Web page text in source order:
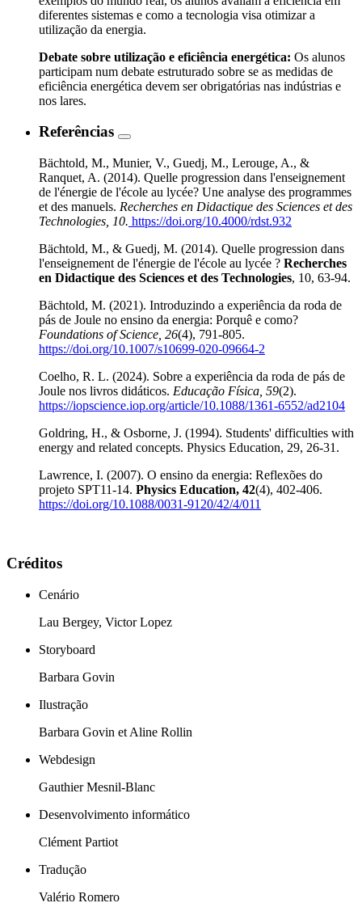
diferentes sistemas e como a tecnologia visa otimizar a
utilização da energia.
Debate sobre utilização e eficiência energética: Os alunos
participam num debate estruturado sobre se as medidas de
eficiência energética devem ser obrigatórias nas indústrias e
nos lares.
Referências
Bächtold, M., Munier, V., Guedj, M., Lerouge, A., &
Ranquet, A. (2014). Quelle progression dans l'enseignement
de l'énergie de l'école au lycée? Une analyse des programmes
et des manuels. Recherches en Didactique des Sciences et des
Technologies, 10. https://doi.org/10.4000/rdst.932
Bächtold, M., & Guedj, M. (2014). Quelle progression dans
l'enseignement de l'énergie de l'école au lycée ? Recherches
en Didactique des Sciences et des Technologies, 10, 63-94.
Bächtold, M. (2021). Introduzindo a experiência da roda de
pás de Joule no ensino da energia: Porquê e como?
Foundations of Science, 26(4), 791-805.
https://doi.org/10.1007/s10699-020-09664-2
Coelho, R. L. (2024). Sobre a experiência da roda de pás de
Joule nos livros didáticos. Educação Física, 59(2).
https://iopscience.iop.org/article/10.1088/1361-6552/ad2104
Goldring, H., & Osborne, J. (1994). Students' difficulties with
energy and related concepts. Physics Education, 29, 26-31.
Lawrence, I. (2007). O ensino da energia: Reflexões do
projeto SPT11-14. Physics Education, 42(4), 402-406.
https://doi.org/10.1088/0031-9120/42/4/011
Créditos
Cenário
Lau Bergey, Victor Lopez
Storyboard
Barbara Govin
Ilustração
Barbara Govin et Aline Rollin
Webdesign
Gauthier Mesnil-Blanc
Desenvolvimento informático
Clément Partiot
Tradução
Valério Romero